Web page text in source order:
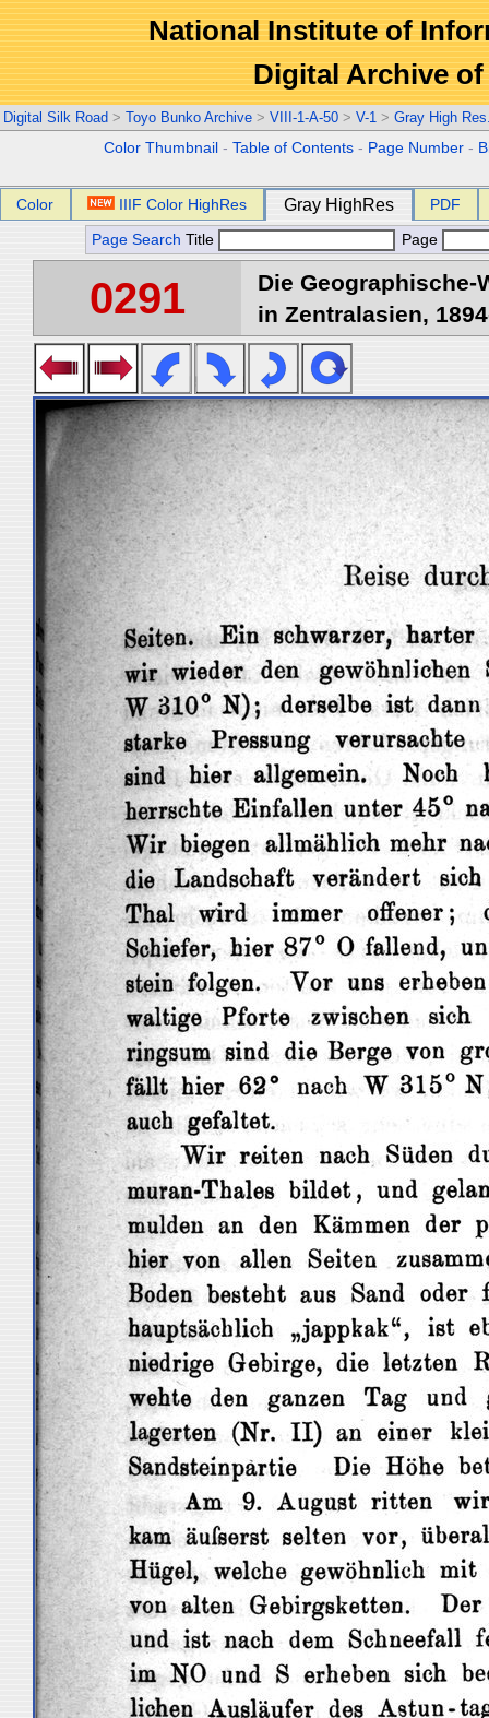
National Institute of
Digital Archive
Digital Silk Road > Toyo Bunko Archive > VIII-1-A-50 > V-1 > Gray High
Color Thumbnail -Table of Contents - Page Number -
Color IIIF Color HighRes Gray HighRes PDF
Page Search Title Page
0291
Die
in Zentralasien,